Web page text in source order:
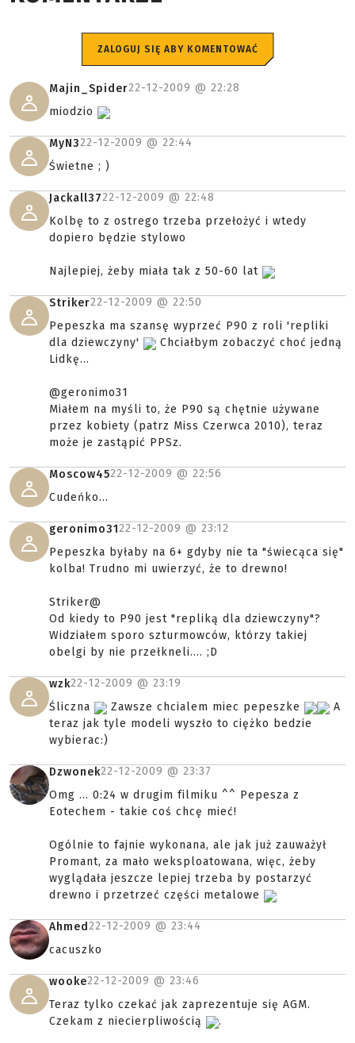
ZALOGUJ SIĘ ABY KOMENTOWAĆ
Majin_Spider22-12-2009 @ 22:28
miodzio
MyN322-12-2009 @ 22:44
Świetne ; )
Jackall3722-12-2009 @ 22:48
Kolbę to z ostrego trzeba przełożyć i wtedy
dopiero będzie stylowo
Najlepiej, żeby miała tak z 50-60 lat
Striker22-12-2009 @ 22:50
Pepeszka ma szansę wyprzeć P90 z roli 'repliki
dla dziewczyny'
Chciałbym zobaczyć choć jedną
Lidkę...
@geronimo31
Miałem na myśli to, że P90 są chętnie używane
przez kobiety (patrz Miss Czerwca 2010), teraz
może je zastąpić PPSz.
Moscow4522-12-2009 @ 22:56
Cudeńko...
geronimo3122-12-2009 @ 23:12
Pepeszka byłaby na 6+ gdyby nie ta "świecąca się"
kolba! Trudno mi uwierzyć, że to drewno!
Striker@
Od kiedy to P90 jest "repliką dla dziewczyny"?
Widziałem sporo szturmowców, którzy takiej
obelgi by nie przełkneli.... ;D
wzk22-12-2009 @ 23:19
Śliczna
Zawsze chcialem miec pepeszke
A
teraz jak tyle modeli wyszło to ciężko bedzie
wybierac:)
Dzwonek22-12-2009 @ 23:37
Omg ... 0:24 w drugim filmiku ^^ Pepesza z
Eotechem - takie coś chcę mieć!
Ogólnie to fajnie wykonana, ale jak już zauważył
Promant, za mało weksploatowana, więc, żeby
wyglądała jeszcze lepiej trzeba by postarzyć
drewno i przetrzeć części metalowe
Ahmed22-12-2009 @ 23:44
cacuszko
wooke22-12-2009 @ 23:46
Teraz tylko czekać jak zaprezentuje się AGM.
Czekam z niecierpliwością
.